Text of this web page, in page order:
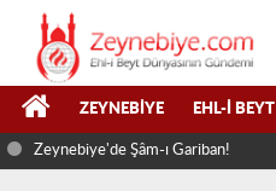
ZEYNEBIYE EHL-I BEYT
Zeynebiye'de Şâm-ı Gariban!